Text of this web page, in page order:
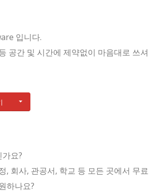
입니다.
공간 및 시간에 제약없이 마음대로 쓰
요?
, 회사, 관공서, 학교 등 모든 곳에서 무
하나요?